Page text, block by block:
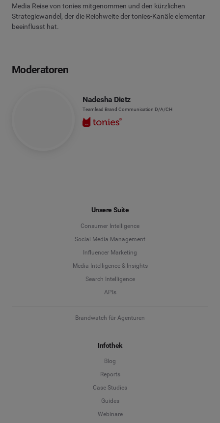
Media Reise von tonies mitgenommen und den kürzlichen
Strategiewandel, der die Reichweite der tonies-Kanäle elementar
beeinflusst hat.
Moderatoren
Nadesha Dietz
Teamlead Brand Communication D/A/CH
Unsere Suite
Consumer Intelligence
Social Media Management
Influencer Marketing
Media Intelligence & Insights
Search Intelligence
APIs
Brandwatch für Agenturen
Infothek
Blog
Reports
Case Studies
Guides
Webinare